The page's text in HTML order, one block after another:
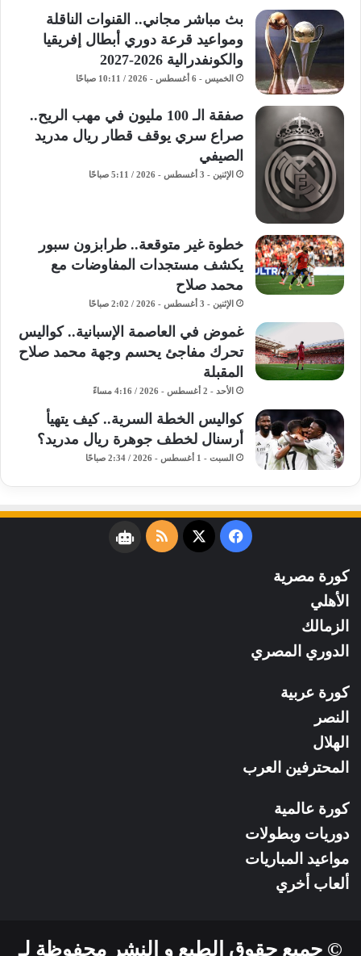
بث مباشر مجاني.. القنوات الناقلة
ومواعيد قرعة دوري أبطال إفريقيا
والكونفدرالية 2026-2027
الخميس - 6 أغسطس - 2026 / 10:11 صباحًا
صفقة الـ 100 مليون في مهب الريح..
صراع سري يوقف قطار ريال مدريد
الصيفي
الإثنين - 3 أغسطس - 2026 / 5:11 صباحًا
خطوة غير متوقعة.. طرابزون سبور
يكشف مستجدات المفاوضات مع
محمد صلاح
الإثنين - 3 أغسطس - 2026 / 2:02 صباحًا
غموض في العاصمة الإسبانية.. كواليس
تحرك مفاجئ يحسم وجهة محمد صلاح
المقبلة
الأحد - 2 أغسطس - 2026 / 4:16 مساءً
كواليس الخطة السرية.. كيف يتهيأ
أرسنال لخطف جوهرة ريال مدريد؟
السبت - 1 أغسطس - 2026 / 2:34 صباحًا
فيسبوك
‫X
ملخصنبض
كورة مصرية
الأهلي
الزمالك
الدوري المصري
كورة عربية
النصر
الهلال
المحترفين العرب
كورة عالمية
دوريات وبطولات
مواعيد المباريات
ألعاب أخري
© جميع حقوق الطبع و النشر محفوظة لـ